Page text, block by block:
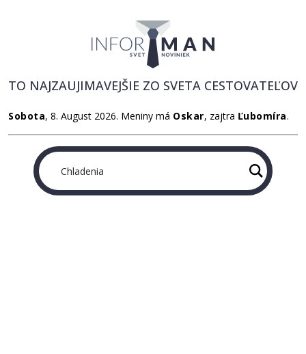
Sobota, 8. August 2026. Meniny má Oskar, zajtra Ľubomíra.
TO NAJZAUJIMAVEJŠIE ZO SVETA CESTOVATEĽOV